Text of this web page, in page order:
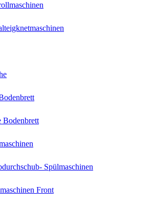
Bodenbrett
Spülmaschinen
Front